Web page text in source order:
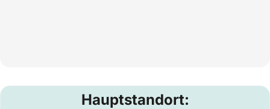
Hauptstandort: